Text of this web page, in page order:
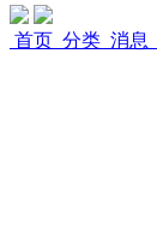
首页 分类 消息